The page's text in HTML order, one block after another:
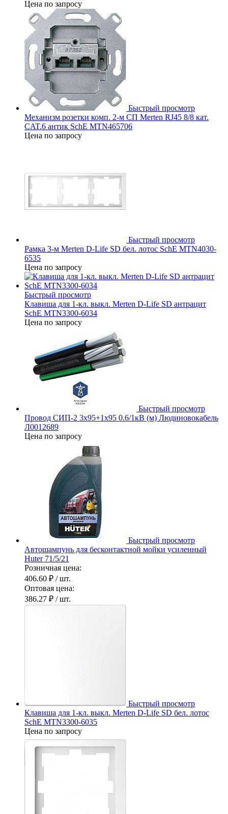
Цена по запросу
Быстрый просмотр
Механизм розетки комп. 2-м СП Merten RJ45 8/8 кат.
CAT.6 антик SchE MTN465706
Цена по запросу
Быстрый просмотр
Рамка 3-м Merten D-Life SD бел. лотос SchE MTN4030-
6535
Цена по запросу
Быстрый просмотр
Клавиша для 1-кл. выкл. Merten D-Life SD антрацит
SchE MTN3300-6034
Цена по запросу
Быстрый просмотр
Провод СИП-2 3х95+1х95 0.6/1кВ (м) Людиновокабель
Л0012689
Цена по запросу
Быстрый просмотр
Автошампунь для бесконтактной мойки усиленный
Huter 71/5/21
Розничная цена:
406.60 ₽ / шт.
Оптовая цена:
386.27 ₽ / шт.
Быстрый просмотр
Клавиша для 1-кл. выкл. Merten D-Life SD бел. лотос
SchE MTN3300-6035
Цена по запросу